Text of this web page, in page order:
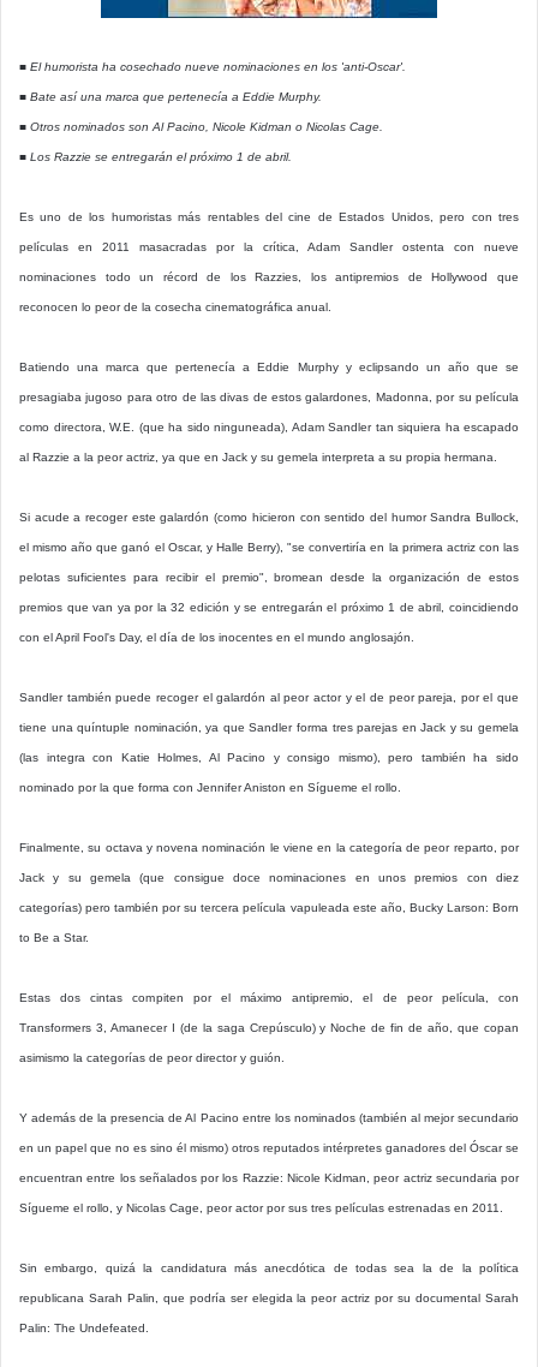
■ El humorista ha cosechado nueve nominaciones en los 'anti-Oscar'.
■ Bate así una marca que pertenecía a Eddie Murphy.
■ Otros nominados son Al Pacino, Nicole Kidman o Nicolas Cage.
■ Los Razzie se entregarán el próximo 1 de abril.
Es uno de los humoristas más rentables del cine de Estados Unidos, pero con tres
películas en 2011 masacradas por la crítica, Adam Sandler ostenta con nueve
nominaciones todo un récord de los Razzies, los antipremios de Hollywood que
reconocen lo peor de la cosecha cinematográfica anual.
Batiendo una marca que pertenecía a Eddie Murphy y eclipsando un año que se
presagiaba jugoso para otro de las divas de estos galardones, Madonna, por su película
como directora, W.E. (que ha sido ninguneada), Adam Sandler tan siquiera ha escapado
al Razzie a la peor actriz, ya que en Jack y su gemela interpreta a su propia hermana.
Si acude a recoger este galardón (como hicieron con sentido del humor Sandra Bullock,
el mismo año que ganó el Oscar, y Halle Berry), "se convertiría en la primera actriz con las
pelotas suficientes para recibir el premio", bromean desde la organización de estos
premios que van ya por la 32 edición y se entregarán el próximo 1 de abril, coincidiendo
con el April Fool's Day, el día de los inocentes en el mundo anglosajón.
Sandler también puede recoger el galardón al peor actor y el de peor pareja, por el que
tiene una quíntuple nominación, ya que Sandler forma tres parejas en Jack y su gemela
(las integra con Katie Holmes, Al Pacino y consigo mismo), pero también ha sido
nominado por la que forma con Jennifer Aniston en Sígueme el rollo.
Finalmente, su octava y novena nominación le viene en la categoría de peor reparto, por
Jack y su gemela (que consigue doce nominaciones en unos premios con diez
categorías) pero también por su tercera película vapuleada este año, Bucky Larson: Born
to Be a Star.
Estas dos cintas compiten por el máximo antipremio, el de peor película, con
Transformers 3, Amanecer I (de la saga Crepúsculo) y Noche de fin de año, que copan
asimismo la categorías de peor director y guión.
Y además de la presencia de Al Pacino entre los nominados (también al mejor secundario
en un papel que no es sino él mismo) otros reputados intérpretes ganadores del Óscar se
encuentran entre los señalados por los Razzie: Nicole Kidman, peor actriz secundaria por
Sígueme el rollo, y Nicolas Cage, peor actor por sus tres películas estrenadas en 2011.
Sin embargo, quizá la candidatura más anecdótica de todas sea la de la política
republicana Sarah Palin, que podría ser elegida la peor actriz por su documental Sarah
Palin: The Undefeated.